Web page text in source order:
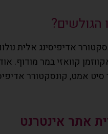
אדיפיסינג אלית
קוואזי במר מודוף.
אמט, קונסקטורר
אתר אינטרנט